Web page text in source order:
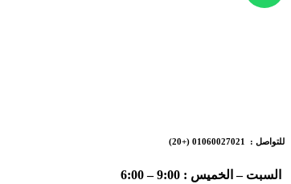
للتواصل : 01060027021 (+20)
السبت – الخميس : 9:00 – 6:00